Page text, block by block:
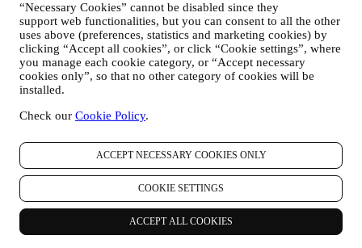
“Necessary Cookies” cannot be disabled since they
support web functionalities, but you can consent to all the other
uses above (preferences, statistics and marketing cookies) by
clicking “Accept all cookies”, or click “Cookie settings”, where
you manage each cookie category, or “Accept necessary
cookies only”, so that no other category of cookies will be
installed.
Check our Cookie Policy.
ACCEPT NECESSARY COOKIES ONLY
COOKIE SETTINGS
ACCEPT ALL COOKIES
utworzenia konta Le Creuset, które umożliwi mu dostęp do
serii korzyści udostępnianych zarejestrowanym
użytkownikom w celu świadczenia im lepszych usług, np.
szybszej realizacji transakcji, zapisywania wielu adresów
dostawy, przeglądania i śledzenia zamówień. Tego rodzaju
przetwarzanie jest oparte na świadczeniu tej usługi na
W CELU REALIZACJI ZAMÓWIEŃ I DOSTAWY
UDZIELANIA POMOCY UŻYTKOWNIKOWI
Będziemy wykorzystywać dane użytkownika do zarządzania
stosunkiem umownym, zakupem produktów w Witrynie
internetowej, sposobem korzystania z Witryny internetowej,
udzielania ewentualnej pomocy posprzedażowej albo
umożliwienia udziału użytkownika w konkursach. Możemy
być zmuszeni przetwarzać niektóre dane użytkownika do